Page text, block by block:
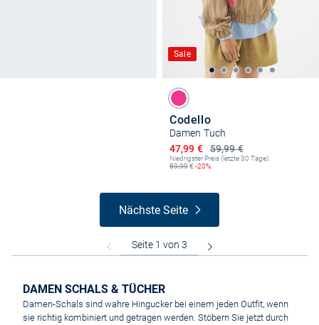
Sale
Codello
Damen Tuch
59,99 €
Ermäßigter Preis
47,99 €
Niedrigster Preis (letzte 30 Tage):
59,99€ -20%
Nächste Seite
DAMEN SCHALS & TÜCHER
Damen-Schals sind wahre Hingucker bei einem jeden Outfit, wenn
sie richtig kombiniert und getragen werden. Stöbern Sie jetzt durch